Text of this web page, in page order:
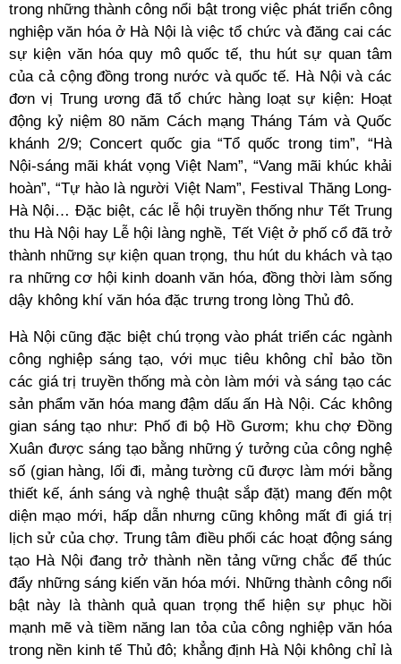
trong những thành công nổi bật trong việc phát triển công
nghiệp văn hóa ở Hà Nội là việc tổ chức và đăng cai các
sự kiện văn hóa quy mô quốc tế, thu hút sự quan tâm
của cả cộng đồng trong nước và quốc tế. Hà Nội và các
đơn vị Trung ương đã tổ chức hàng loạt sự kiện: Hoạt
động kỷ niệm 80 năm Cách mạng Tháng Tám và Quốc
khánh 2/9; Concert quốc gia “Tổ quốc trong tim”, “Hà
Nội-sáng mãi khát vọng Việt Nam”, “Vang mãi khúc khải
hoàn”, “Tự hào là người Việt Nam”, Festival Thăng Long-
Hà Nội… Đặc biệt, các lễ hội truyền thống như Tết Trung
thu Hà Nội hay Lễ hội làng nghề, Tết Việt ở phố cổ đã trở
thành những sự kiện quan trọng, thu hút du khách và tạo
ra những cơ hội kinh doanh văn hóa, đồng thời làm sống
dậy không khí văn hóa đặc trưng trong lòng Thủ đô.
Hà Nội cũng đặc biệt chú trọng vào phát triển các ngành
công nghiệp sáng tạo, với mục tiêu không chỉ bảo tồn
các giá trị truyền thống mà còn làm mới và sáng tạo các
sản phẩm văn hóa mang đậm dấu ấn Hà Nội. Các không
gian sáng tạo như: Phố đi bộ Hồ Gươm; khu chợ Đồng
Xuân được sáng tạo bằng những ý tưởng của công nghệ
số (gian hàng, lối đi, mảng tường cũ được làm mới bằng
thiết kế, ánh sáng và nghệ thuật sắp đặt) mang đến một
diện mạo mới, hấp dẫn nhưng cũng không mất đi giá trị
lịch sử của chợ. Trung tâm điều phối các hoạt động sáng
tạo Hà Nội đang trở thành nền tảng vững chắc để thúc
đẩy những sáng kiến văn hóa mới. Những thành công nổi
bật này là thành quả quan trọng thể hiện sự phục hồi
mạnh mẽ và tiềm năng lan tỏa của công nghiệp văn hóa
trong nền kinh tế Thủ đô; khẳng định Hà Nội không chỉ là